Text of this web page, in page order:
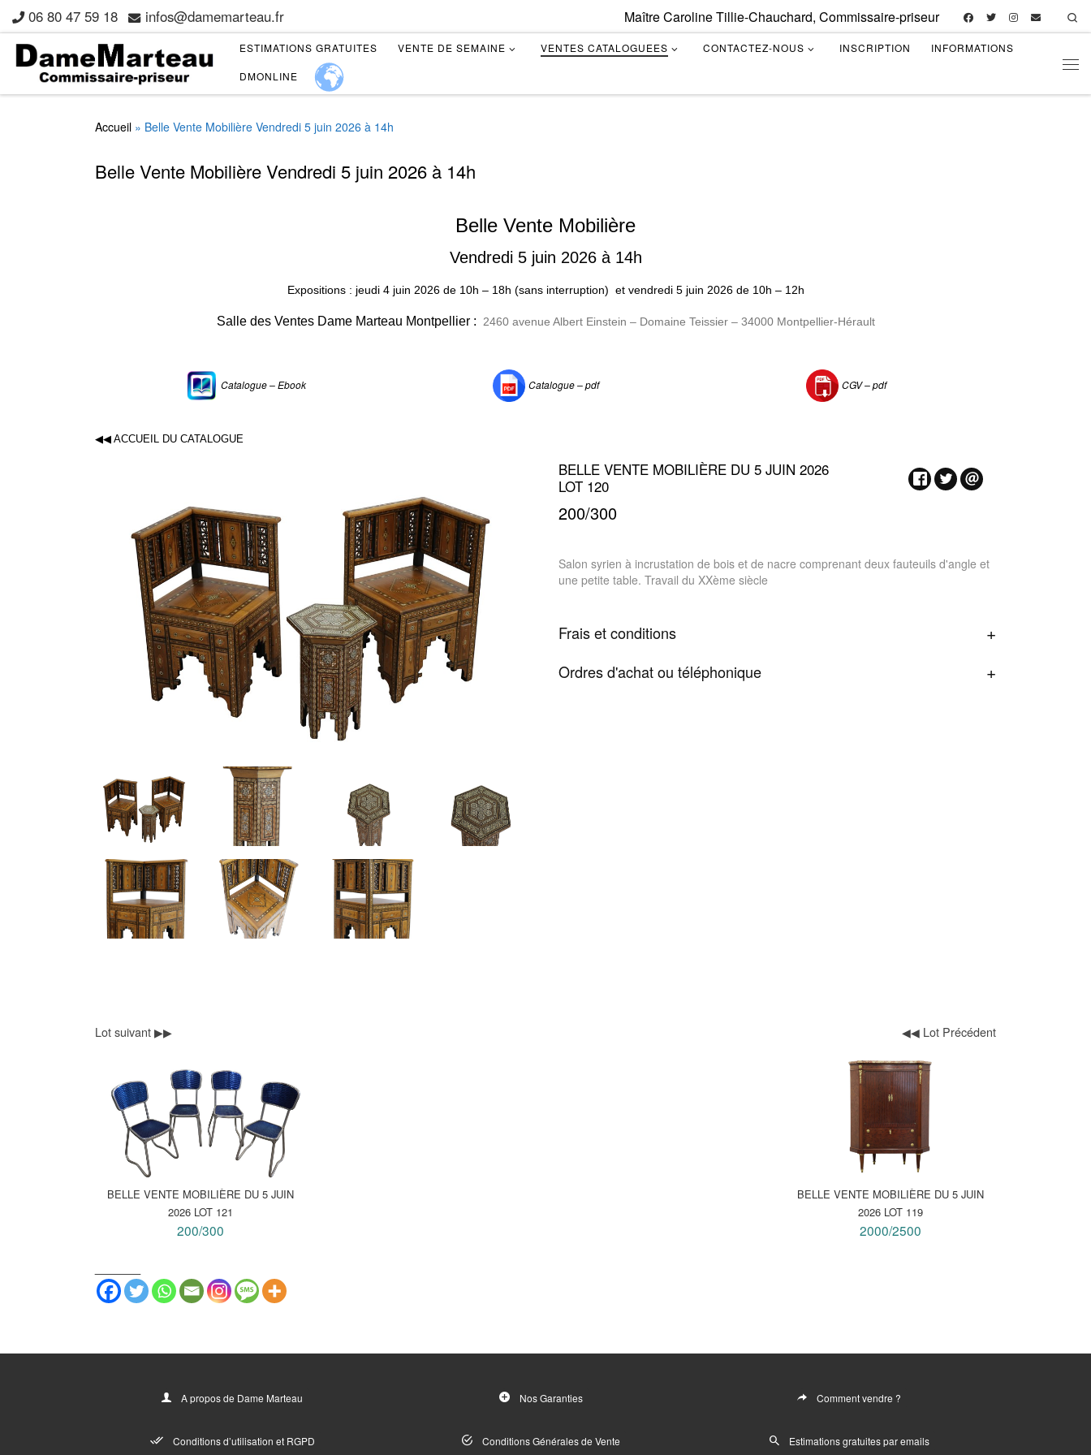
Skip to content
06 80 47 59 18 infos@damemarteau.fr Maître Caroline Tillie-Chauchard, Commissaire-priseur
ESTIMATIONS GRATUITES VENTE DE SEMAINE VENTES CATALOGUEES CONTACTEZ-NOUS INSCRIPTION INFORMATIONS
DMONLINE
Accueil » Belle Vente Mobilière Vendredi 5 juin 2026 à 14h
Belle Vente Mobilière Vendredi 5 juin 2026 à 14h
Belle Vente Mobilière
Vendredi 5 juin 2026 à 14h
Expositions : jeudi 4 juin 2026de 10h – 18h (sans interruption) et vendredi 5 juin 2026 de 10h – 12h
Salle des Ventes Dame Marteau Montpellier : 2460 avenue Albert Einstein – Domaine Teissier – 34000 Montpellier-Hérault
Catalogue – Ebook Catalogue – pdf CGV –pdf
◀◀ ACCUEIL DU CATALOGUE
BELLE VENTE MOBILIÈRE DU 5 JUIN 2026
LOT 120
200/300
Salon syrien à incrustation de bois et de nacre comprenant deux fauteuils d'angle et
une petite table. Travail du XXème siècle
Frais et conditions
Ordres d'achat ou téléphonique
Lot suivant ▶▶
BELLE VENTE MOBILIÈRE DU 5 JUIN
2026 LOT 121
200/300
◀◀ Lot Précédent
BELLE VENTE MOBILIÈRE DU 5 JUIN
2026 LOT 119
2000/2500
A propos de Dame Marteau
Conditions d’utilisation et RGPD
Nos Garanties
Conditions Générales de Vente
Comment vendre ?
Estimations gratuites par emails